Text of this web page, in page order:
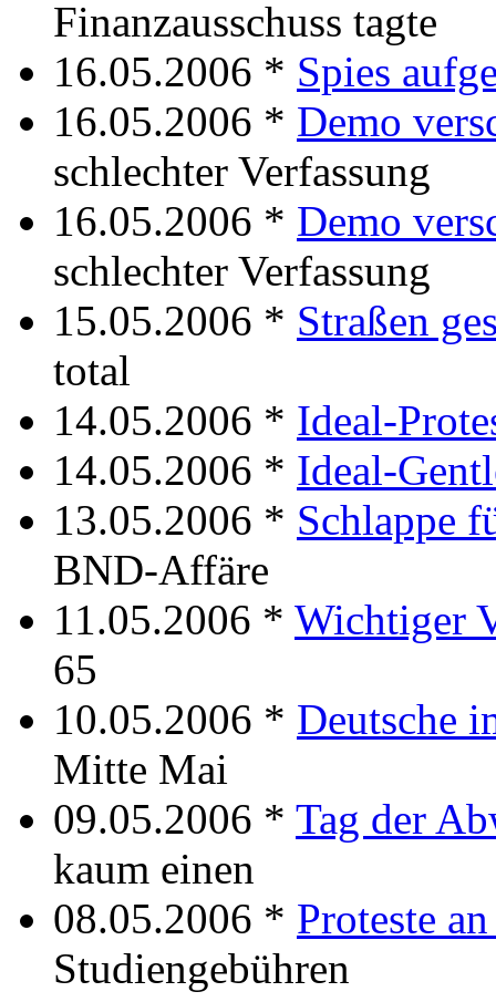
Finanzausschuss tagte
16.05.2006 * Spies
16.05.2006 * Demo
schlechter Verfassung
16.05.2006 * Demo
schlechter Verfassung
15.05.2006 * Straßen
total
14.05.2006 * Ideal-
14.05.2006 * Ideal-
13.05.2006 * Schlappe
BND-Affäre
11.05.2006 * Wichtiger
65
10.05.2006 * Deutsche
Mitte Mai
09.05.2006 * Tag der
kaum einen
08.05.2006 * Proteste
Studiengebühren